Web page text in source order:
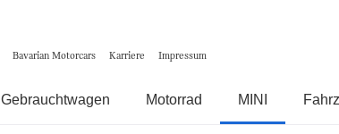
Bavarian Motorcars Karriere Impressum
Gebrauchtwagen Motorrad MINI